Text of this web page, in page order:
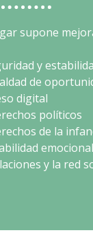
supone
y
de
digital
políticos
de la
y la red